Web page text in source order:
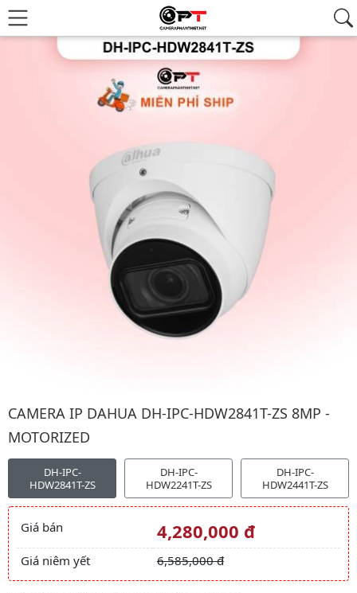
CAMERA IP DAHUA DH-IPC-HDW2841T-ZS 8MP -
MOTORIZED
DH-IPC-
HDW2841T-ZS
DH-IPC-
HDW2241T-ZS
DH-IPC-
HDW2441T-ZS
Giá và khuyến mãi
Giá bán 4,280,000 đ
Giá niêm yết 6,585,000 đ